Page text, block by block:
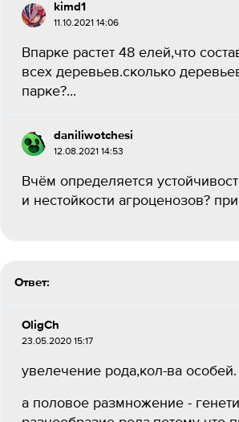
kimd1
11.10.2021 14:06
Впарке растет 48 елей,что
всех деревьев.сколько
парке?...
daniliwotchesi
12.08.2021 14:53
Вчём определяется
и нестойкости агроценозов?
Ответ:
OligCh
23.05.2020 15:17
увелечение рода,кол-ва особей.
а половое размножение -